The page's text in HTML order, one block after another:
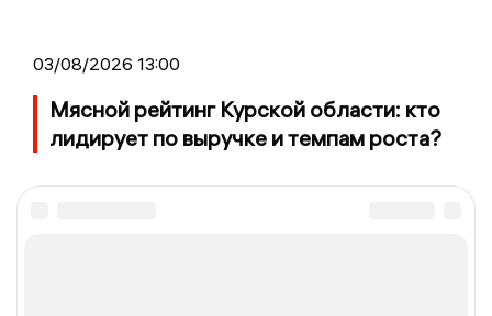
03/08/2026 13:00
Мясной рейтинг Курской области: кто
лидирует по выручке и темпам роста?